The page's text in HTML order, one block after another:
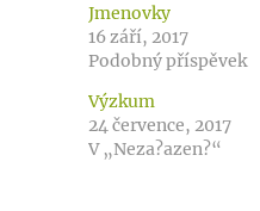
Jmenovky
16 září, 2017
Podobný příspěvek
Výzkum
24 července, 2017
V „Neza?azen?“